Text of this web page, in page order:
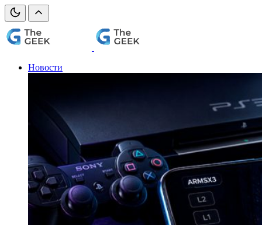
Новости